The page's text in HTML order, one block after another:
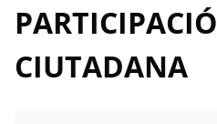
PARTICIPACIÓ
CIUTADANA